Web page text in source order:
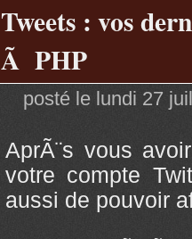
Tweets : vos
Ã PHP
posté le lundi 27
AprÃ¨s vous
votre compte
aussi de pouvoir